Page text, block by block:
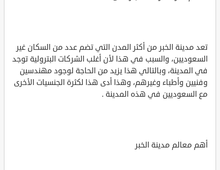
تعد مدينة الخبر من أكثر المدن التي تضم عدد من السكان غير
السعوديين، والسبب في هذا لأن أغلب الشركات البترولية توجد
في المدينة، وبالتالي هذا يزيد من الحاجة لوجود مهندسين
وفنيين وأطباء وغيرهم، وهذا أدى هذا لكثرة الجنسيات الأخرى
مع السعوديين في هذه المدينة .
أهم معالم مدينة الخبر